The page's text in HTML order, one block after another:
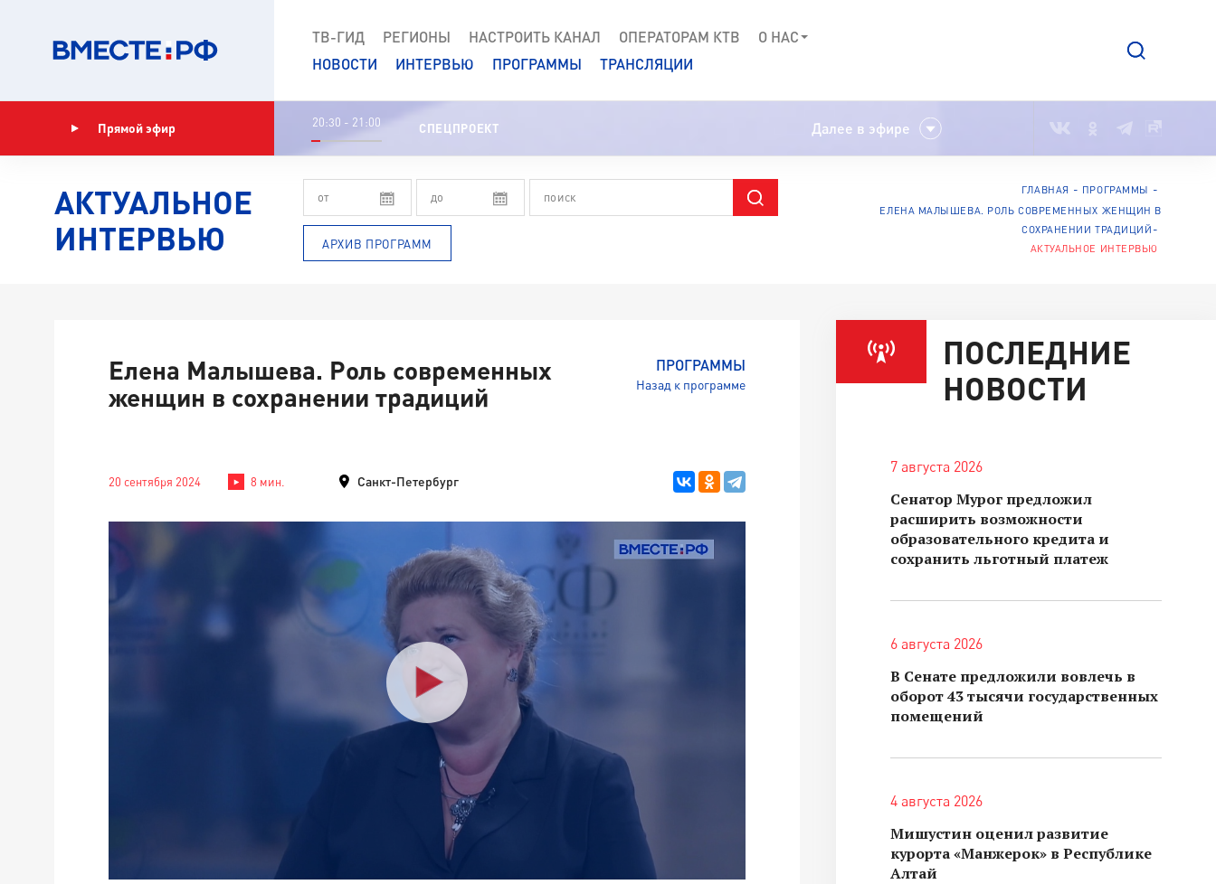
ТВ-ГИД РЕГИОНЫ НАСТРОИТЬ КАНАЛ ОПЕРАТОРАМ КТВ
О НАС
НОВОСТИ
ИНТЕРВЬЮ ПРОГРАММЫ ТРАНСЛЯЦИИ
Прямой эфир 20:30 - 21:00 СПЕЦПРОЕКТ Далее в эфире
АКТУАЛЬНОЕ
ИНТЕРВЬЮ
АРХИВ ПРОГРАММ
ГЛАВНАЯ
ПРОГРАММЫ
ЕЛЕНА МАЛЫШЕВА. РОЛЬ СОВРЕМЕННЫХ ЖЕНЩИН В
СОХРАНЕНИИ ТРАДИЦИЙ
АКТУАЛЬНОЕ ИНТЕРВЬЮ
ПРОГРАММЫ
Назад к программе
Елена Малышева. Роль современных
женщин в сохранении традиций
20 сентября 2024 8 мин. Санкт-Петербург
ПОСЛЕДНИЕ
НОВОСТИ
7 августа 2026
Сенатор Мурог предложил
расширить возможности
образовательного кредита и
сохранить льготный платеж
6 августа 2026
В Сенате предложили вовлечь в
оборот 43 тысячи государственных
помещений
4 августа 2026
Мишустин оценил развитие
курорта «Манжерок» в Республике
Алтай